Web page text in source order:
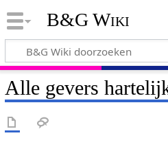
B&G Wiki
Alle gevers